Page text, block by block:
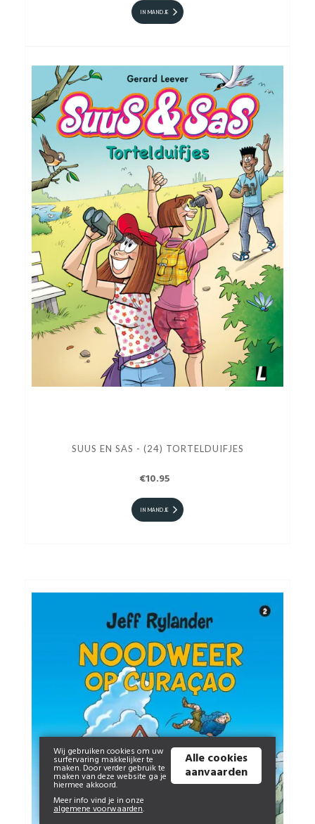
IN MANDJE
SUUS EN SAS - (24) TORTELDUIFJES
€10.95
IN MANDJE
Wij gebruiken cookies om uw
surfervaring makkelijker te
maken. Door verder gebruik te
maken van deze website ga je
hiermee akkoord.
Meer info vind je in onze
algemene voorwaarden.
Alle cookies
aanvaarden